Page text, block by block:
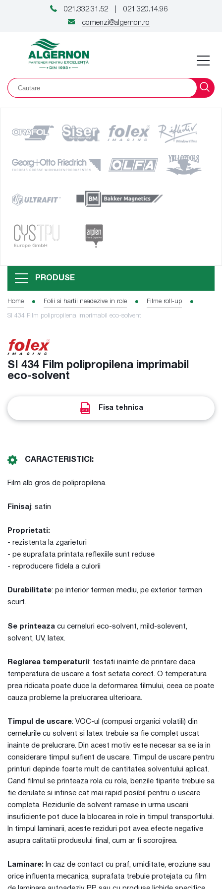
021.332.31.52
021.320.14.96
comenzi@algernon.ro
PRODUSE
Home Folii si hartii neadezive in role Filme roll-up
SI 434 Film polipropilena imprimabil eco-solvent
SI 434 Film polipropilena imprimabil
eco-solvent
Fisa tehnica
CARACTERISTICI:
Film alb gros de polipropilena.
Finisaj: satin
Proprietati:
- rezistenta la zgarieturi
- pe suprafata printata reflexiile sunt reduse
- reproducere fidela a culorii
Durabilitate: pe interior termen mediu, pe exterior termen
scurt.
Se printeaza cu cerneluri eco-solvent, mild-solevent,
solvent, UV, latex.
Reglarea temperaturii: testati inainte de printare daca
temperatura de uscare a fost setata corect. O temperatura
prea ridicata poate duce la deformarea filmului, ceea ce poate
cauza probleme la prelucrarea ulterioara.
Timpul de uscare: VOC-ul (compusi organici volatili) din
cernelurile cu solvent si latex trebuie sa fie complet uscat
inainte de prelucrare. Din acest motiv este necesar sa se ia in
considerare timpul sufient de uscare. Timpul de uscare pentru
printuri depinde foarte mult de cantitatea solventului aplicat.
Cand filmul se printeaza rola cu rola, benzile tiparite trebuie sa
fie derulate si intinse cat mai rapid posibil pentru o uscare
completa. Rezidurile de solvent ramase in urma uscarii
insuficiente pot duce la blocarea in role in timpul transportului.
In timpul laminarii, aceste reziduri pot avea efecte negative
asupra calitatii produsului final, cum ar fi scorojirea.
Laminare: In caz de contact cu praf, umiditate, eroziune sau
orice influenta mecanica, suprafata trebuie protejata cu film